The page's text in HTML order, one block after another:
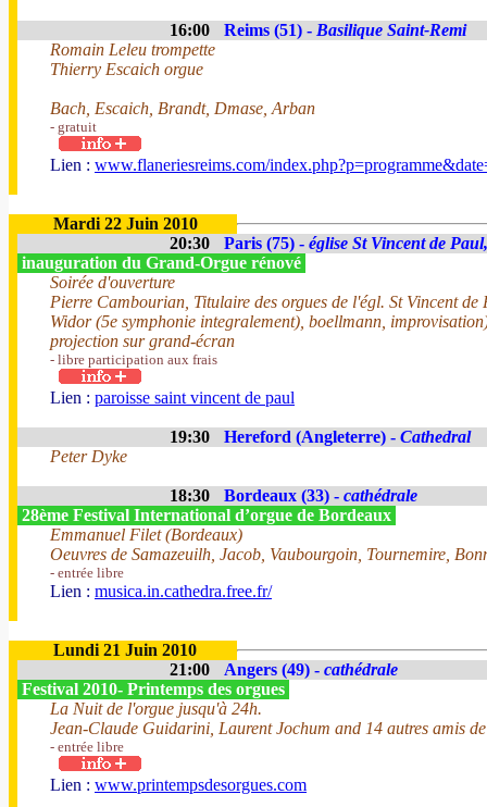
16:00 Reims (51) - Basilique Saint-Remi
Romain Leleu trompette
Thierry Escaich orgue
Bach, Escaich, Brandt, Dmase, Arban
- gratuit
Lien : www.flaneriesreims.com/
Mardi 22 Juin 2010
20:30
Paris (75) - église St Vincent de
inauguration du Grand-Orgue rénové
Soirée d'ouverture
Pierre Cambourian, Titulaire des orgues de l'égl. St Vincent de
Widor (5e symphonie integralement), boellmann,
projection sur grand-écran
- libre participation aux frais
Lien : paroisse saint vincent de paul
19:30 Hereford (Angleterre) - Cathedral
Peter Dyke
18:30 Bordeaux (33) - cathédrale
28ème Festival International d’orgue de Bordeaux
Emmanuel Filet (Bordeaux)
Oeuvres de Samazeuilh, Jacob, Vaubourgoin, Tournemire,
- entrée libre
Lien : musica.in.cathedra.free.fr/
Lundi 21 Juin 2010
21:00
Angers (49) - cathédrale
Festival 2010- Printemps des orgues
La Nuit de l'orgue jusqu'à 24h.
Jean-Claude Guidarini, Laurent Jochum and 14 autres amis
- entrée libre
Lien : www.printempsdesorgues.com